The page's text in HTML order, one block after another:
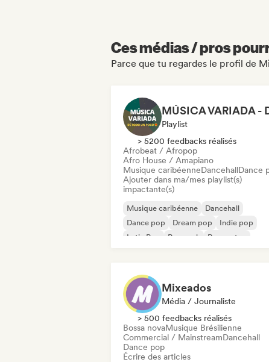
Ces médias / pros
Parce que tu regardes le profil de
Playlist
> 5200 feedbacks réalisés
Afrobeat / Afropop
Afro House / Amapiano
Musique caribéenneDancehallDance
Ajouter dans ma/mes playlist(s)
impactante(s)
Musique caribéenne
Dancehall
Dance pop
Dream pop
Indie pop
Latin Pop
Pop rock Reggaeton
Mixeados
Média / Journaliste
> 500 feedbacks réalisés
Bossa novaMusique Brésilienne
Commercial / MainstreamDancehall
Dance pop
Écrire des articles